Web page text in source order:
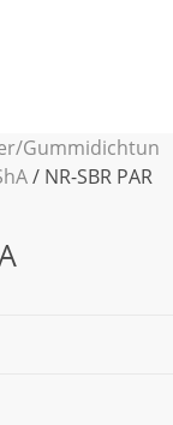
Gummidichtun
/ NR-SBR PAR